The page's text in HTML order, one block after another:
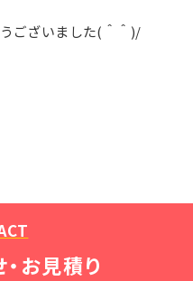
ございました(＾＾)/
お見積り